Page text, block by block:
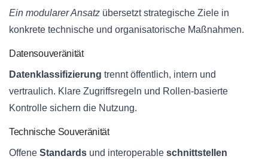
Ein modularer Ansatz übersetzt strategische Ziele in
konkrete technische und organisatorische Maßnahmen.
Datensouveränität
Datenklassifizierung trennt öffentlich, intern und
vertraulich. Klare Zugriffsregeln und Rollen‑basierte
Kontrolle sichern die Nutzung.
Technische Souveränität
Offene Standards und interoperable schnittstellen